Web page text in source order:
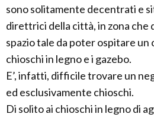
sono solitamente decentrati e
direttrici della città, in zona che
spazio tale da poter ospitare
chioschi in legno e i gazebo.
E’, infatti, difficile trovare un
ed esclusivamente chioschi.
Di solito ai chioschi in legno di